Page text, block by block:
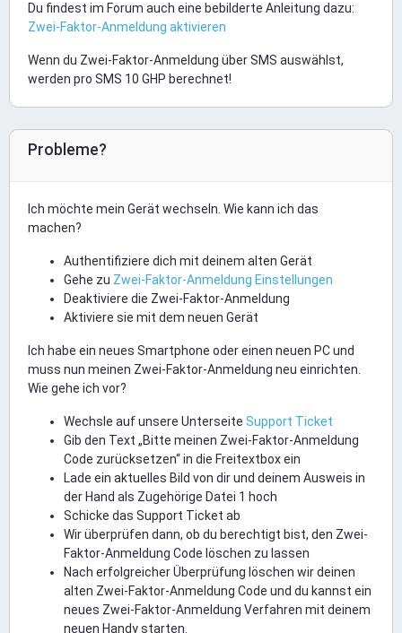
Du findest im Forum auch eine bebilderte Anleitung dazu:
Zwei-Faktor-Anmeldung aktivieren
Wenn du Zwei-Faktor-Anmeldung über SMS auswählst,
werden pro SMS 10 GHP berechnet!
Probleme?
Ich möchte mein Gerät wechseln. Wie kann ich das
machen?
Authentifiziere dich mit deinem alten Gerät
Gehe zu Zwei-Faktor-Anmeldung Einstellungen
Deaktiviere die Zwei-Faktor-Anmeldung
Aktiviere sie mit dem neuen Gerät
Ich habe ein neues Smartphone oder einen neuen PC und
muss nun meinen Zwei-Faktor-Anmeldung neu einrichten.
Wie gehe ich vor?
Wechsle auf unsere Unterseite Support Ticket
Gib den Text „Bitte meinen Zwei-Faktor-Anmeldung
Code zurücksetzen“ in die Freitextbox ein
Lade ein aktuelles Bild von dir und deinem Ausweis in
der Hand als Zugehörige Datei 1 hoch
Schicke das Support Ticket ab
Wir überprüfen dann, ob du berechtigt bist, den Zwei-
Faktor-Anmeldung Code löschen zu lassen
Nach erfolgreicher Überprüfung löschen wir deinen
alten Zwei-Faktor-Anmeldung Code und du kannst ein
neues Zwei-Faktor-Anmeldung Verfahren mit deinem
neuen Handy starten.